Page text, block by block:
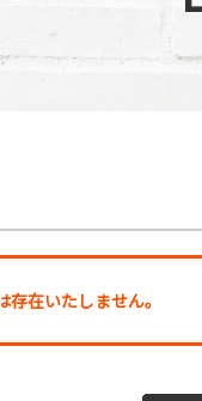
在いたしません。